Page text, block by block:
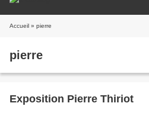
Accueil » pierre
pierre
Exposition Pierre Thiriot